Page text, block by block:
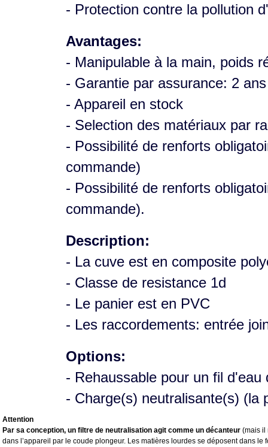
- Protection contre la pollution
Avantages:
- Manipulable à la main, poids
- Garantie par assurance: 2
- Appareil en stock
- Selection des matériaux par
- Possibilité de renforts
commande)
- Possibilité de renforts
commande).
Description:
- La cuve est en composite
- Classe de resistance 1d
- Le panier est en PVC
- Les raccordements: entrée
Options:
- Rehaussable pour un fil
- Charge(s) neutralisante(s) (la
Attention
Par sa conception, un filtre de neutralisation agit comme un décanteur (mais il
dans l’appareil par le coude plongeur. Les matières lourdes se déposent dans le